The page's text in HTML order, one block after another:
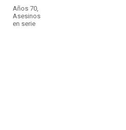
Años 70,
Asesinos
en serie